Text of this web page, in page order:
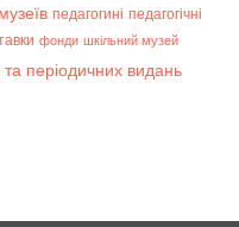
педагогині педагогічні
фонди шкільний музей
та періодичних видань